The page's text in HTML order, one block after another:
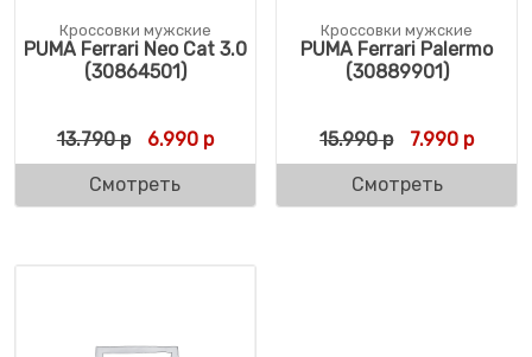
Кроссовки мужские
PUMA Ferrari Neo Cat 3.0
(30864501)
13.790р Первоначальная цена составляла 13.790
6.990рТекущая цена: 6.990 р.
Смотреть
Кроссовки мужские
PUMA Ferrari Palermo
(30889901)
15.990р 7.990 р
Смотреть